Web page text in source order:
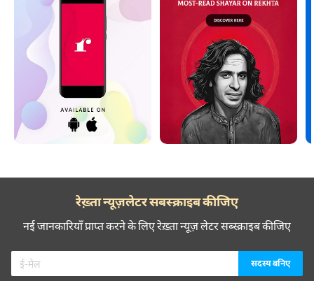
रेख़्ता न्यूज़लेटर सबस्क्राइब कीजिए
नई जानकारियाँ प्राप्त करने के लिए रेख़्ता न्यूज़ लेटर सब्स्क्राइब कीजिए